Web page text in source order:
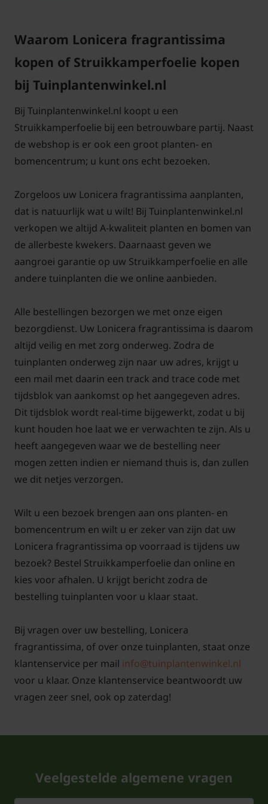
Hoe hoog wordt struikkamperfoelie?
De volwassen hoogte van de Lonicera
belangrijkst eigenschappen stuikkamperfoelie
groeit als een losse bolvormige struik en is geschikt
als solitair in de tuin. De bloei is in de
wintermaanden en geven een zoete geurende
een beetje eirond. De bladeren verschijnen
ongeveer tegelijk met de de bloemetjes in het
voorjaar.
De Struikkamperfoelie staat graag in de volle zon of
in de halfschaduw. Deze struik heeft geen eisen voor
de grondsoort. De grondsoort moet wel goed los
zijn. Zorg ervoor dat de plant de ruimte krijgt. Hij
aanplanten eventueel wat
aanplantgrond
moet in een warme zomerperiode extra water
Komen er na de geurende bloemen
ook rode bessen?
Als de zoet geurende bloempjes zijn uitgebloeid kan
het zijn dat er een enkele rode bessen verschijnen
maar volop bessen geven doet deze stuik niet. Als er
bessen aan de plant komen dan vinden de vogels
deze heel erg lekker. Vroege bijen zijn heel blij met
omdat er dan vaak nog niet veel andere heesters in
bloei staan. Soms wordt de Nederlandse naam
winterkamperfoelie gebruikt.
Wanneer verschijnen zoet geurende
De struiken laten de bloempjes al vroeg in het jaar
zien, zelfs eigenlijk al wel in de winter. Soms zijn er al
Waarom Lonicera fragrantissima
kopen of Struikkamperfoelie kopen
bij Tuinplantenwinkel.nl
Bij Tuinplantenwinkel.nl koopt u een
Struikkamperfoelie bij een betrouwbare partij. Naast
de webshop is er ook een groot planten- en
bomencentrum; u kunt ons echt bezoeken.
Zorgeloos uw Lonicera fragrantissima aanplanten,
dat is natuurlijk wat u wilt! Bij Tuinplantenwinkel.nl
verkopen we altijd A-kwaliteit planten en bomen van
de allerbeste kwekers. Daarnaast geven we
aangroei garantie op uw Struikkamperfoelie en alle
andere tuinplanten die we online aanbieden.
Alle bestellingen bezorgen we met onze eigen
bezorgdienst. Uw Lonicera fragrantissima is daarom
altijd veilig en met zorg onderweg. Zodra de
tuinplanten onderweg zijn naar uw adres, krijgt u
een mail met daarin een track and trace code met
tijdsblok van aankomst op het aangegeven adres.
Dit tijdsblok wordt real-time bijgewerkt, zodat u bij
kunt houden hoe laat we er verwachten te zijn. Als u
heeft aangegeven waar we de bestelling neer
mogen zetten indien er niemand thuis is, dan zullen
we dit netjes verzorgen.
Wilt u een bezoek brengen aan ons planten- en
bomencentrum en wilt u er zeker van zijn dat uw
Lonicera fragrantissima op voorraad is tijdens uw
bezoek? Bestel Struikkamperfoelie dan online en
kies voor afhalen. U krijgt bericht zodra de
bestelling tuinplanten voor u klaar staat.
Bij vragen over uw bestelling, Lonicera
fragrantissima, of over onze tuinplanten, staat onze
klantenservice per mail info@tuinplantenwinkel.nl
voor u klaar. Onze klantenservice beantwoordt uw
vragen zeer snel, ook op zaterdag!
Veelgestelde algemene vragen